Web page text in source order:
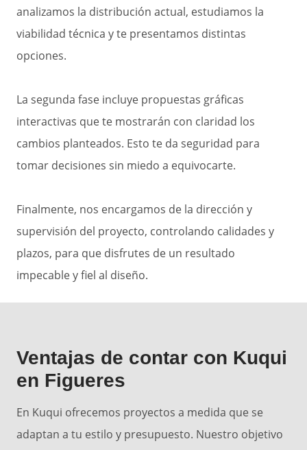
analizamos la distribución actual, estudiamos la
viabilidad técnica y te presentamos distintas
opciones.
La segunda fase incluye propuestas gráficas
interactivas que te mostrarán con claridad los
cambios planteados. Esto te da seguridad para
tomar decisiones sin miedo a equivocarte.
Finalmente, nos encargamos de la dirección y
supervisión del proyecto, controlando calidades y
plazos, para que disfrutes de un resultado
impecable y fiel al diseño.
Ventajas de contar con Kuqui
en Figueres
En Kuqui ofrecemos proyectos a medida que se
adaptan a tu estilo y presupuesto. Nuestro objetivo